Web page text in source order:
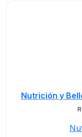
Nutrición y